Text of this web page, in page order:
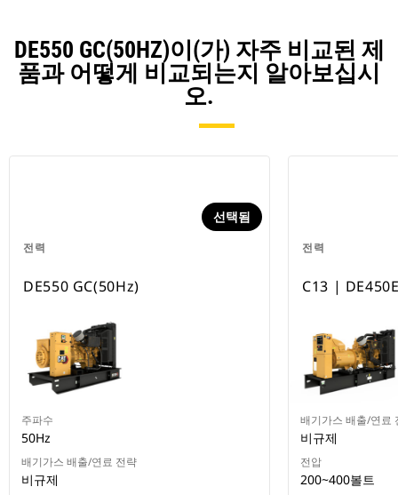
DE550 GC(50HZ)이(가) 자주 비교된 제
품과 어떻게 비교되는지 알아보십시
오.
전력
선택됨
DE550 GC(50Hz)
주파수
50Hz
배기가스 배출/연료 전략
비규제
전력
C13 |
배기가스 배출/연료
비규제
전압
200~400볼트